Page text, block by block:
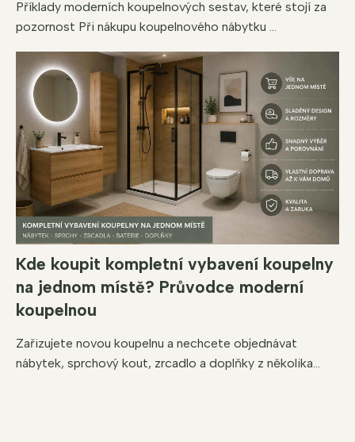
Příklady moderních koupelnových sestav, které stojí za
pozornost Při nákupu koupelnového nábytku ...
Kde koupit kompletní vybavení koupelny
na jednom místě? Průvodce moderní
koupelnou
Zařizujete novou koupelnu a nechcete objednávat
nábytek, sprchový kout, zrcadlo a doplňky z několika...